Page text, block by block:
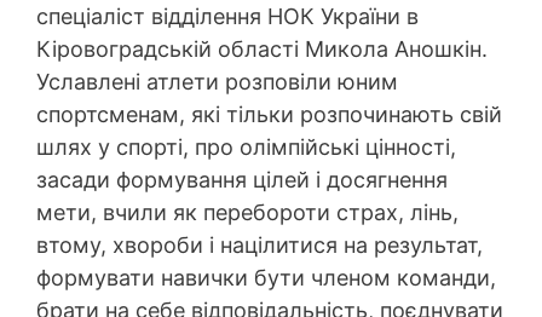
спеціаліст відділення НОК України в
Кіровоградській області Микола Аношкін.
Уславлені атлети розповіли юним
спортсменам, які тільки розпочинають свій
шлях у спорті, про олімпійські цінності,
засади формування цілей і досягнення
мети, вчили як перебороти страх, лінь,
втому, хвороби і націлитися на результат,
формувати навички бути членом команди,
брати на себе відповідальність, поєднувати